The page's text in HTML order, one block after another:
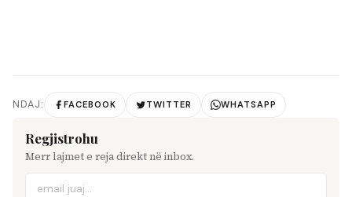
NDAJ: FACEBOOK TWITTER WHATSAPP
Regjistrohu
Merr lajmet e reja direkt në inbox.